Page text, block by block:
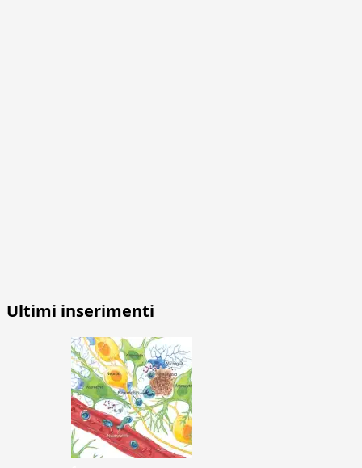
Ultimi inserimenti